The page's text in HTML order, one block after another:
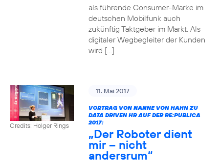
als führende Consumer-Marke im
deutschen Mobilfunk auch
zukünftig Taktgeber im Markt. Als
digitaler Wegbegleiter der Kunden
wird […]
Credits: Holger Rings
11. Mai 2017
VORTRAG VON NANNE VON HAHN ZU
DATA DRIVEN HR AUF DER RE:PUBLICA
2017:
„Der Roboter dient
mir – nicht
andersrum“